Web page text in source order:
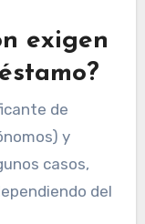
exigen
de
y
casos,
del